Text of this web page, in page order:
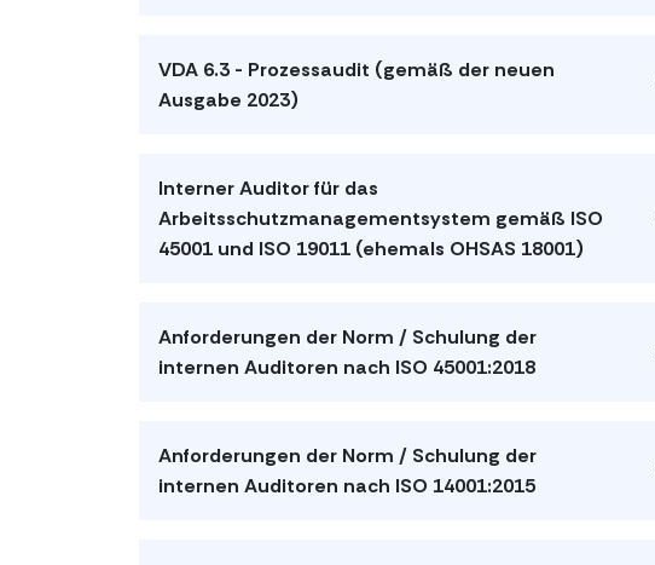
VDA 6.3 - Prozessaudit (gemäß der neuen
Ausgabe 2023)
Interner Auditor für das
Arbeitsschutzmanagementsystem gemäß ISO
45001 und ISO 19011 (ehemals OHSAS 18001)
Anforderungen der Norm / Schulung der
internen Auditoren nach ISO 45001:2018
Anforderungen der Norm / Schulung der
internen Auditoren nach ISO 14001:2015